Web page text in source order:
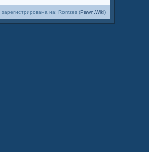
на: Romzes (Pawn.Wiki)